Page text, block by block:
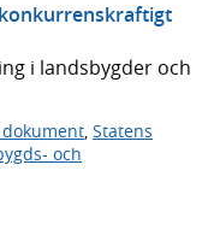
i landsbygder och
, Statens
och